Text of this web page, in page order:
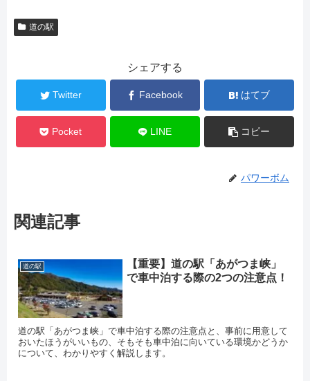
道の駅
シェアする
Twitter Facebook はてブ
Pocket LINE コピー
パワーボム
関連記事
道の駅
【重要】道の駅「あがつま峡」
で車中泊する際の2つの注意点！
道の駅「あがつま峡」で車中泊する際の注意点と、事前に用意して
おいたほうがいいもの、そもそも車中泊に向いている環境かどうか
について、わかりやすく解説します。